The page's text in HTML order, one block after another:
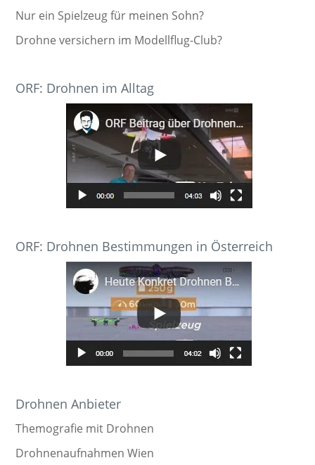
Nur ein Spielzeug für meinen Sohn?
Drohne versichern im Modellflug-Club?
ORF: Drohnen im Alltag
ORF: Drohnen Bestimmungen in Österreich
Drohnen Anbieter
Themografie mit Drohnen
Drohnenaufnahmen Wien